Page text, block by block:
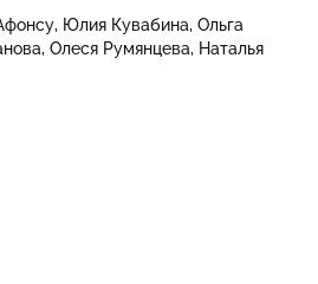
Юлия Кувабина Ольга
Олеся Румянцева
Наталья